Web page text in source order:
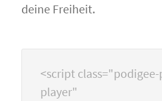
deine Freiheit.
<script
player"